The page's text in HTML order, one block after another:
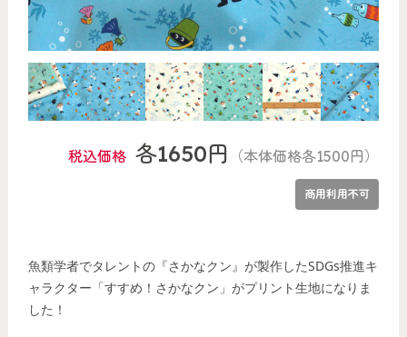
税込価格 各1650円 （本体価格各1500円）
商用利用不可
魚類学者でタレントの『さかなクン』が製作したSDGs推進キ
ャラクター「すすめ！さかなクン」がプリント生地になりま
した！